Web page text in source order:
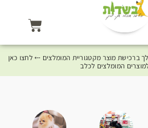
ברכישת מוצר מקטגוריית המומלצים ⤎ לחצו כאן
המומלצים לכלב